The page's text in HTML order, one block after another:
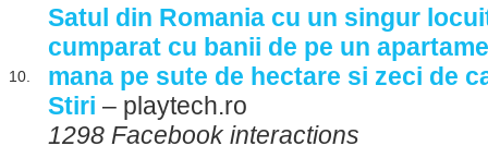
10.
Satul din Romania cu un singur
cumparat cu banii de pe un
mana pe sute de hectare si zeci de
Stiri – playtech.ro
1298 Facebook interactions